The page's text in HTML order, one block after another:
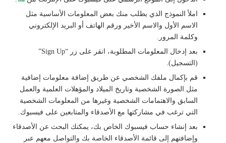
املأ النموذج الذي يطلب منك بعض المعلومات الأساسية مثل
الاسم الأول والاسم الأخير ورقم الهاتف أو البريد الإلكتروني
وكلمة المرور.
بعد إدخال المعلومات المطلوبة، انقر على زر “Sign Up”
(التسجيل).
قم بإكمال ملفك الشخصي عن طريق إضافة معلومات إضافية
مثل الصورة الشخصية وتاريخ الميلاد والمؤهلات العلمية والعمل
السابق والاهتمامات الشخصية وغيرها من المعلومات الشخصية
التي ترغب في مشاركتها مع الأصدقاء والمتابعين على فيسبوك.
بعد إنشاء حساب فيسبوك الخاص بك، يمكنك البحث عن الأصدقاء
وإضافتهم إلى قائمة الأصدقاء الخاصة بك والتواصل معهم عبر